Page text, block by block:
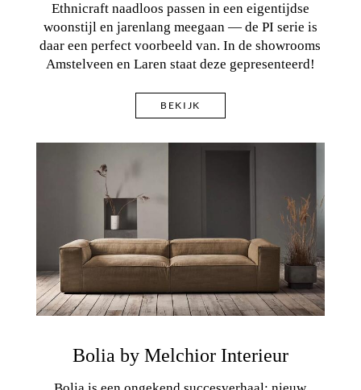
Ethnicraft naadloos passen in een eigentijdse
woonstijl en jarenlang meegaan — de PI serie is
daar een perfect voorbeeld van. In de showrooms
Amstelveen en Laren staat deze gepresenteerd!
BEKIJK
Bolia by Melchior Interieur